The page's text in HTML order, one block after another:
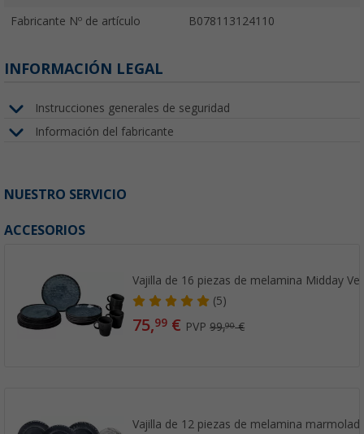
Fabricante Nº de artículo B078113124110
INFORMACIÓN LEGAL
Instrucciones generales de seguridad
Información del fabricante
NUESTRO SERVICIO
ACCESORIOS
Vajilla de 16 piezas de melamina Midday
(5)
75,99 € PVP99,90€
Vajilla de 12 piezas de melamina